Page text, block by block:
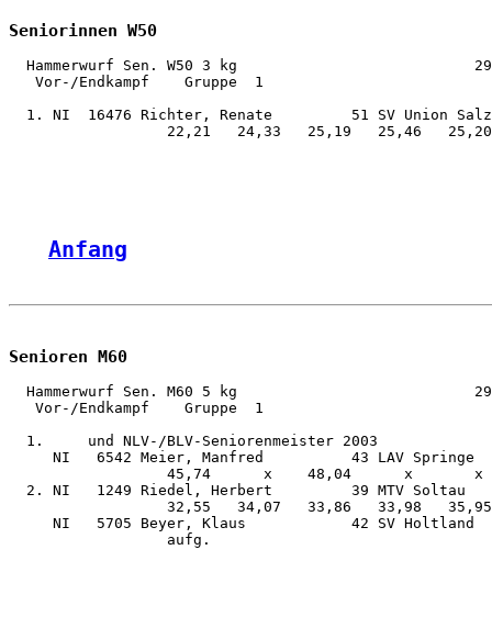
Seniorinnen W50
Hammerwurf Sen. W50 3 kg
   Vor-/Endkampf    Gruppe  1
1. NI  16476 Richter, Renate         51 SV Union
22,21   24,33   25,19   25,46
Anfang
Senioren M60
Hammerwurf Sen. M60 5 kg
   Vor-/Endkampf    Gruppe  1
  1.     und NLV-/BLV-Seniorenmeister 2003
NI   6542 Meier, Manfred          43 LAV Springe
45,74      x    48,04      x       x
2. NI   1249 Riedel, Herbert         39 MTV Soltau
32,55   34,07   33,86   33,98
NI   5705 Beyer, Klaus            42 SV Holtland
                  aufg.